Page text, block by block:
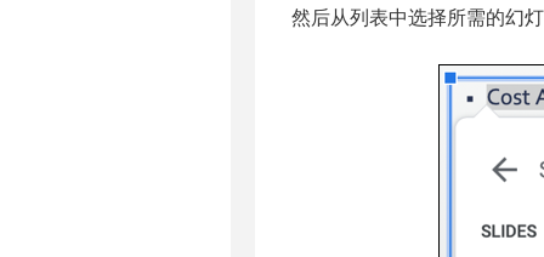
然后从列表中选择所需的幻